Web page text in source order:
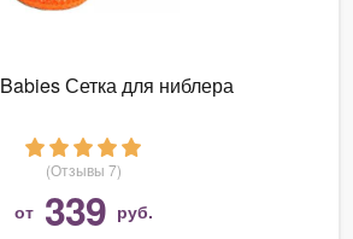
Сетка для ниблера
(Отзывы 7)
от 339 руб.